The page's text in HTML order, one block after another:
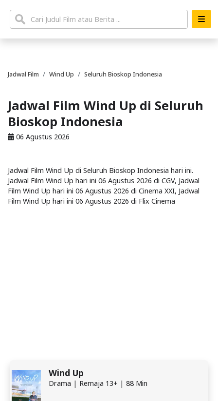
Jadwal Film Wind Up Seluruh Bioskop Indonesia
Jadwal Film Wind Up di Seluruh
Bioskop Indonesia
06 Agustus 2026
Jadwal Film Wind Up di Seluruh Bioskop Indonesia hari ini.
Jadwal Film Wind Up hari ini 06 Agustus 2026 di CGV, Jadwal
Film Wind Up hari ini 06 Agustus 2026 di Cinema XXI, Jadwal
Film Wind Up hari ini 06 Agustus 2026 di Flix Cinema
Wind Up
Drama | Remaja 13+ | 88 Min